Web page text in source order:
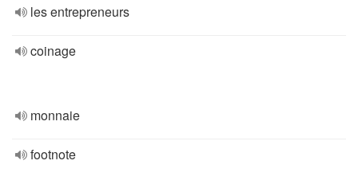
les entrepreneurs
coinage
monnaie
footnote